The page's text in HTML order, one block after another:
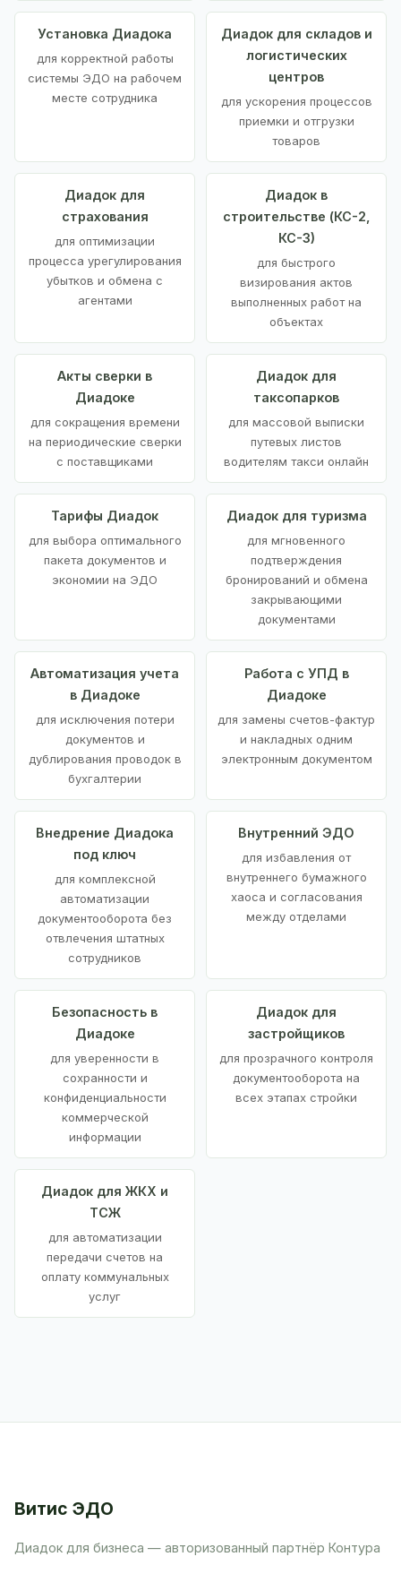
Установка Диадока
для корректной работы
системы ЭДО на рабочем
месте сотрудника
Диадок для складов и
логистических
центров
для ускорения процессов
приемки и отгрузки
товаров
Диадок для
страхования
для оптимизации
процесса урегулирования
убытков и обмена с
агентами
Диадок в
строительстве (КС-2,
КС-3)
для быстрого
визирования актов
выполненных работ на
объектах
Акты сверки в
Диадоке
для сокращения времени
на периодические сверки
с поставщиками
Диадок для
таксопарков
для массовой выписки
путевых листов
водителям такси онлайн
Тарифы Диадок
для выбора оптимального
пакета документов и
экономии на ЭДО
Диадок для туризма
для мгновенного
подтверждения
бронирований и обмена
закрывающими
документами
Автоматизация учета
в Диадоке
для исключения потери
документов и
дублирования проводок в
бухгалтерии
Работа с УПД в
Диадоке
для замены счетов-фактур
и накладных одним
электронным документом
Внедрение Диадока
под ключ
для комплексной
автоматизации
документооборота без
отвлечения штатных
сотрудников
Внутренний ЭДО
для избавления от
внутреннего бумажного
хаоса и согласования
между отделами
Безопасность в
Диадоке
для уверенности в
сохранности и
конфиденциальности
коммерческой
информации
Диадок для
застройщиков
для прозрачного контроля
документооборота на
всех этапах стройки
Диадок для ЖКХ и
ТСЖ
для автоматизации
передачи счетов на
оплату коммунальных
услуг
Витис ЭДО
Диадок для бизнеса — авторизованный партнёр Контура